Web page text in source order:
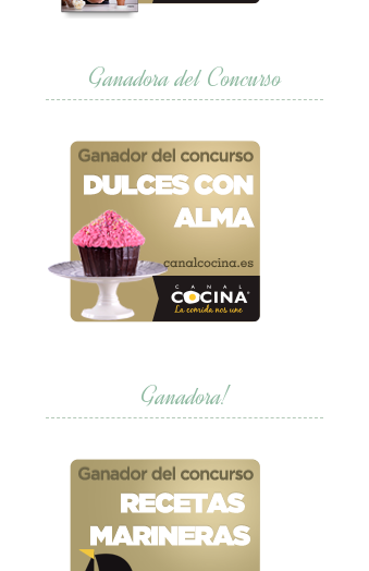
Ganadora del Concurso
Ganadora!